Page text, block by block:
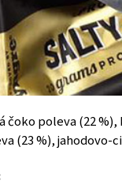
čoko poleva (22
(23 %), jahodovo-